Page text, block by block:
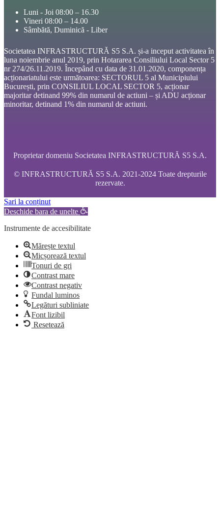
Luni - Joi 08:00 – 16.30
Vineri 08:00 – 14.00
Sâmbătă, Duminică - Liber
Societatea INFRASTRUCTURĂ S5 S.A. și-a inceput activitatea în
luna noiembrie anul 2019, prin Hotararea Consiliului Local Sector 5
nr 274/26.11.2019. Începând cu data de 31.01.2020, componența
acționariatului este următoarea: SECTORUL 5 al Municipiului
București, prin CONSILIUL LOCAL SECTOR 5, acționar
majoritar detinand 99% din numarul de actiuni – și ADU acționar
minoritar, detinand 1% din numarul de actiuni.
Proprietar domeniu Societatea INFRASTRUCTURĂ S5 S.A.
© INFRASTRUCTURĂ S5 S.A. 2021-2024 Toate drepturile
rezervate.
Sari la conținut
Deschide bara de unelte
Instrumente de accesibilitate
Mărește textul
Micșorează textul
Tonuri de gri
Contrast mare
Contrast negativ
Fundal luminos
Legături subliniate
Font lizibil
Resetează